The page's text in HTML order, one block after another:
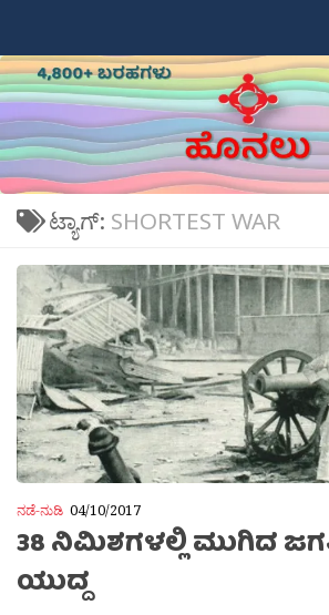
ಟ್ಯಾಗ್: SHORTEST WAR
ನಡೆ-ನುಡಿ 04/10/2017
38 ನಿಮಿಶಗಳಲ್ಲಿ ಮುಗಿದ
ಯುದ್ದ